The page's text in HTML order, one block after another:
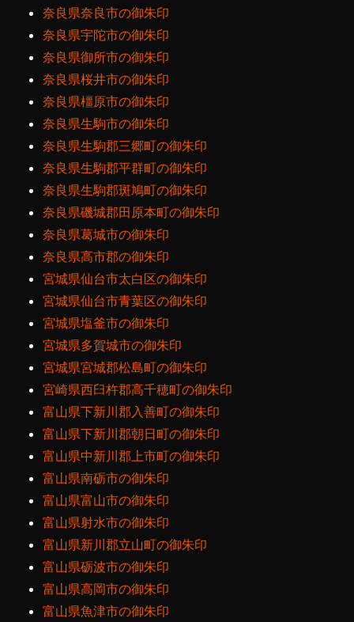
奈良県奈良市の御朱印
奈良県宇陀市の御朱印
奈良県御所市の御朱印
奈良県桜井市の御朱印
奈良県橿原市の御朱印
奈良県生駒市の御朱印
奈良県生駒郡三郷町の御朱印
奈良県生駒郡平群町の御朱印
奈良県生駒郡斑鳩町の御朱印
奈良県磯城郡田原本町の御朱印
奈良県葛城市の御朱印
奈良県高市郡の御朱印
宮城県仙台市太白区の御朱印
宮城県仙台市青葉区の御朱印
宮城県塩釜市の御朱印
宮城県多賀城市の御朱印
宮城県宮城郡松島町の御朱印
宮崎県西臼杵郡高千穂町の御朱印
富山県下新川郡入善町の御朱印
富山県下新川郡朝日町の御朱印
富山県中新川郡上市町の御朱印
富山県南砺市の御朱印
富山県富山市の御朱印
富山県射水市の御朱印
富山県新川郡立山町の御朱印
富山県砺波市の御朱印
富山県高岡市の御朱印
富山県魚津市の御朱印